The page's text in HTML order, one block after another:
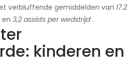
verbluffende gemiddelden van 17.2
en 3,2 assists per wedstrijd.
kinderen en